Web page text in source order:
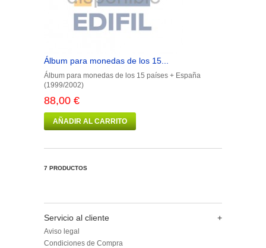
Álbum para monedas de los 15...
Álbum para monedas de los 15 países + España
(1999/2002)
88,00 €
AÑADIR AL CARRITO
7 PRODUCTOS
Servicio al cliente +
Aviso legal
Condiciones de Compra